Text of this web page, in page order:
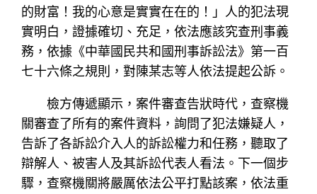
的財富！我的心意是實實在在的！」人的犯法現
實明白，證據確切、充足，依法應該究查刑事義
務，依據《中華國民共和國刑事訴訟法》第一百
七十六條之規則，對陳某志等人依法提起公訴。
檢方傳遞顯示，案件審查告狀時代，查察機
關審查了所有的案件資料，詢問了犯法嫌疑人，
告訴了各訴訟介入人的訴訟權力和任務，聽取了
辯解人、被害人及其訴訟代表人看法。下一個步
驟，查察機關將嚴厲依法公平打點該案，依法重